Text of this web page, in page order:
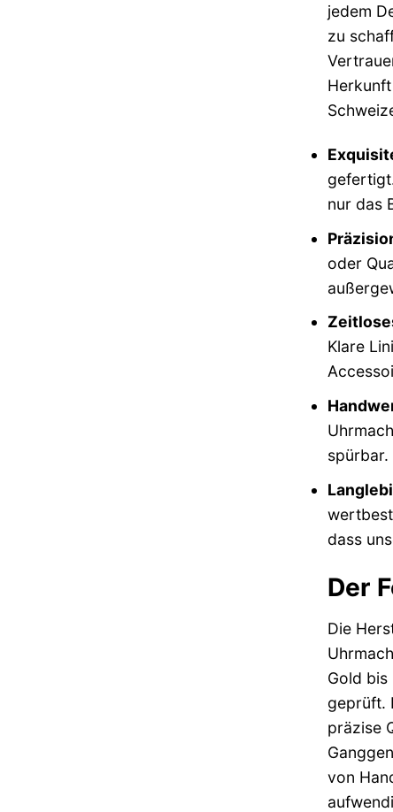
jedem
zu
nur das
oder
Klare
spürbar.
dass
Der
Die
Gold
geprüft.
präzise
von